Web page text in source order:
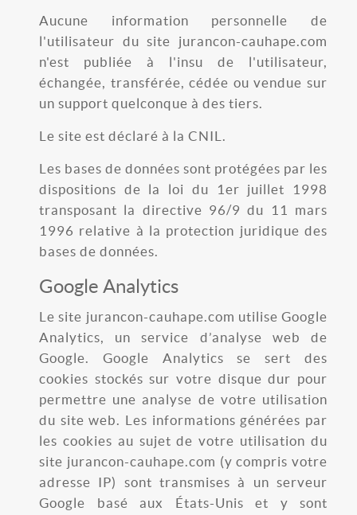
Aucune information personnelle de
l'utilisateur du site jurancon-cauhape.com
n'est publiée à l'insu de l'utilisateur,
échangée, transférée, cédée ou vendue sur
un support quelconque à des tiers.
Le site est déclaré à la CNIL.
Les bases de données sont protégées par les
dispositions de la loi du 1er juillet 1998
transposant la directive 96/9 du 11 mars
1996 relative à la protection juridique des
bases de données.
Google Analytics
Le site jurancon-cauhape.com utilise Google
Analytics, un service d’analyse web de
Google. Google Analytics se sert des
cookies stockés sur votre disque dur pour
permettre une analyse de votre utilisation
du site web. Les informations générées par
les cookies au sujet de votre utilisation du
site jurancon-cauhape.com (y compris votre
adresse IP) sont transmises à un serveur
Google basé aux États-Unis et y sont